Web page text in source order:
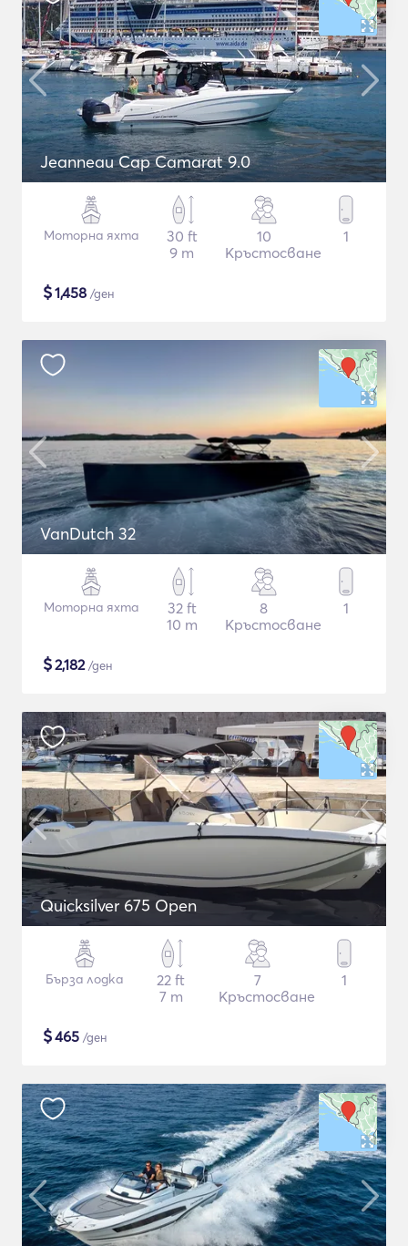
Jeanneau Cap Camarat 9.0
Моторна яхта
30 ft
9 m
10
Кръстосване
1
$1,458 /ден
VanDutch 32
Моторна яхта
32 ft
10 m
8
Кръстосване
1
$2,182/ден
Quicksilver 675 Open
Бърза лодка
22 ft
7 m
7
Кръстосване
1
$465 /ден